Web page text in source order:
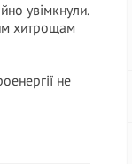
увімкнули.
хитрощам
не